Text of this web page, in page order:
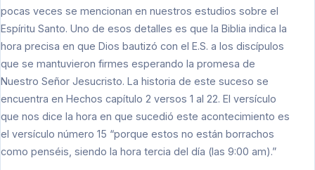
pocas veces se mencionan en nuestros estudios sobre el
Espíritu Santo. Uno de esos detalles es que la Biblia indica la
hora precisa en que Dios bautizó con el E.S. a los discípulos
que se mantuvieron firmes esperando la promesa de
Nuestro Señor Jesucristo. La historia de este suceso se
encuentra en Hechos capítulo 2 versos 1 al 22. El versículo
que nos dice la hora en que sucedió este acontecimiento es
el versículo número 15 “porque estos no están borrachos
como penséis, siendo la hora tercia del día (las 9:00 am).”